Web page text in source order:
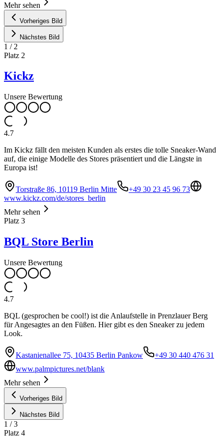
Mehr sehen
Vorheriges Bild
Nächstes Bild
1 / 2
Platz 2
Kickz
Unsere Bewertung
4.7
Im Kickz fällt den meisten Kunden als erstes die tolle Sneaker-Wand
auf, die einige Modelle des Stores präsentiert und die Längste in
Europa ist!
Torstraße 86, 10119 Berlin Mitte
+49 30 23 45 96 73
www.kickz.com/de/stores_berlin
Mehr sehen
Platz 3
BQL Store Berlin
Unsere Bewertung
4.7
BQL (gesprochen be cool!) ist die Anlaufstelle in Prenzlauer Berg
für Angesagtes an den Füßen. Hier gibt es den Sneaker zu jedem
Look.
Kastanienallee 75, 10435 Berlin Pankow
+49 30 440 476 31
www.palmpictures.net/blank
Mehr sehen
Vorheriges Bild
Nächstes Bild
1 /3
Platz 4